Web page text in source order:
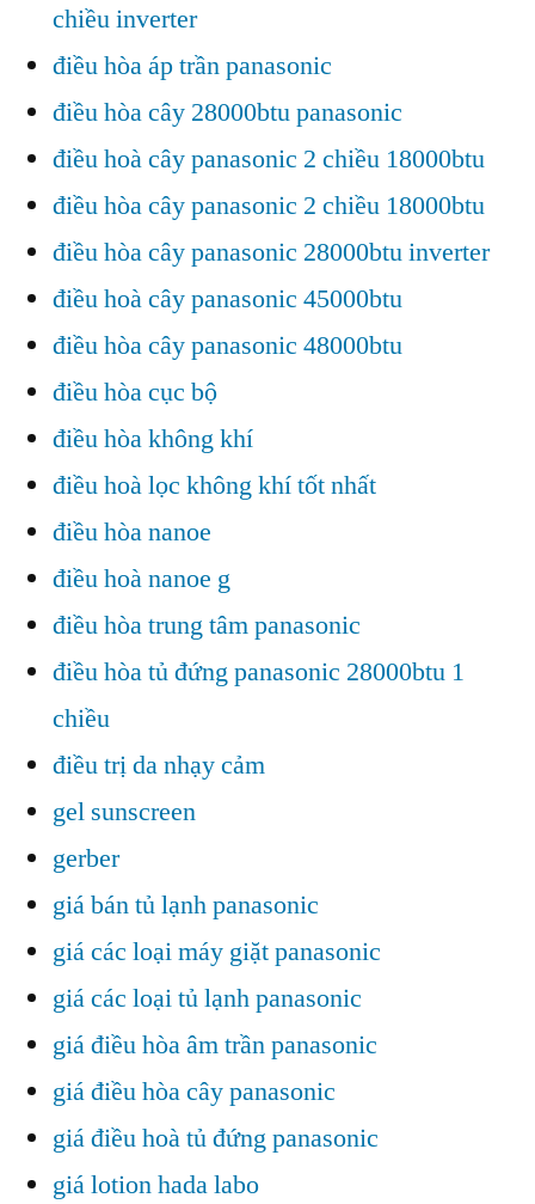
chiều inverter
điều hòa áp trần panasonic
điều hòa cây 28000btu panasonic
điều hoà cây panasonic 2 chiều 18000btu
điều hòa cây panasonic 2 chiều 18000btu
điều hòa cây panasonic 28000btu inverter
điều hoà cây panasonic 45000btu
điều hòa cây panasonic 48000btu
điều hòa cục bộ
điều hòa không khí
điều hoà lọc không khí tốt nhất
điều hòa nanoe
điều hoà nanoe g
điều hòa trung tâm panasonic
điều hòa tủ đứng panasonic 28000btu 1
chiều
điều trị da nhạy cảm
gel sunscreen
gerber
giá bán tủ lạnh panasonic
giá các loại máy giặt panasonic
giá các loại tủ lạnh panasonic
giá điều hòa âm trần panasonic
giá điều hòa cây panasonic
giá điều hoà tủ đứng panasonic
giá lotion hada labo